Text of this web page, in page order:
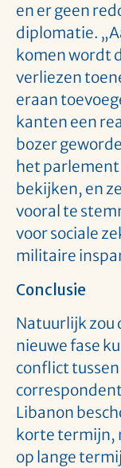
en er geen
diplomatie.
komen wordt
verliezen
eraan
kanten een
bozer
het parlement
bekijken, en
vooral te
voor sociale
militaire
Conclusie
Natuurlijk zou
nieuwe fase
conflict
Libanon
korte termijn,
op lange